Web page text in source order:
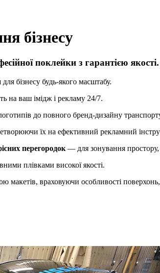
бізнесу
поклейки з гарантією якості.
бізнесу будь-якого масштабу.
на ваш імідж і рекламу 24/7.
до повного бренд-дизайну
їх на ефективний рекламний
перегородок — для зонування
плівками високої якості.
враховуючи особливості поверхонь,